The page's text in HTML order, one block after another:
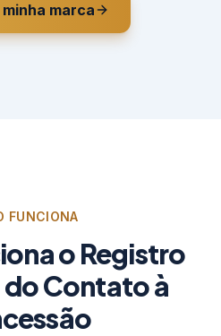
marca
FUNCIONA
o Registro
Contato à